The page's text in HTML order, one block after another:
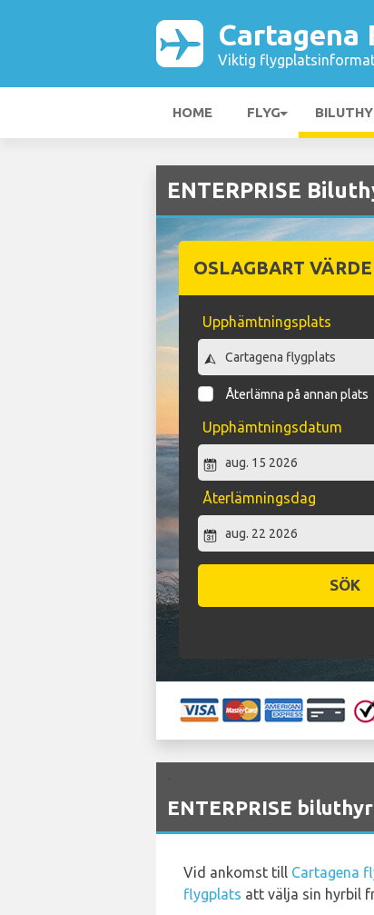
Cartagena
Viktig
HOME FLYG
ENTERPRISE
OSLAGBART
Upphämtningsplats
Återlämna på annan plats
Upphämtningsdatum
Återlämningsdag
SÖK
ENTERPRISE
Vid ankomst till Cartagena
flygplats att välja sin hyrbil